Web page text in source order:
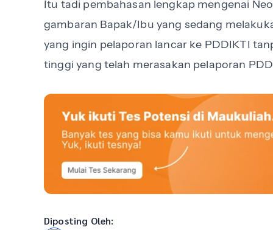
Itu tadi pembahasan lengkap mengenai
gambaran Bapak/Ibu yang sedang
yang ingin pelaporan lancar ke PDDIKTI
tinggi yang telah merasakan pelaporan
Diposting Oleh: